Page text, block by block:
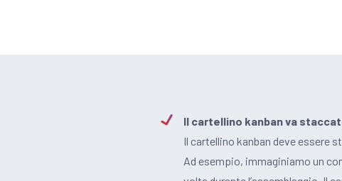
Il cartellino kanban va
Il cartellino kanban deve essere
Ad esempio, immaginiamo un